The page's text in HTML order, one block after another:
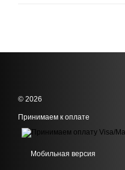
© 2026
Принимаем к оплате
Мобильная версия